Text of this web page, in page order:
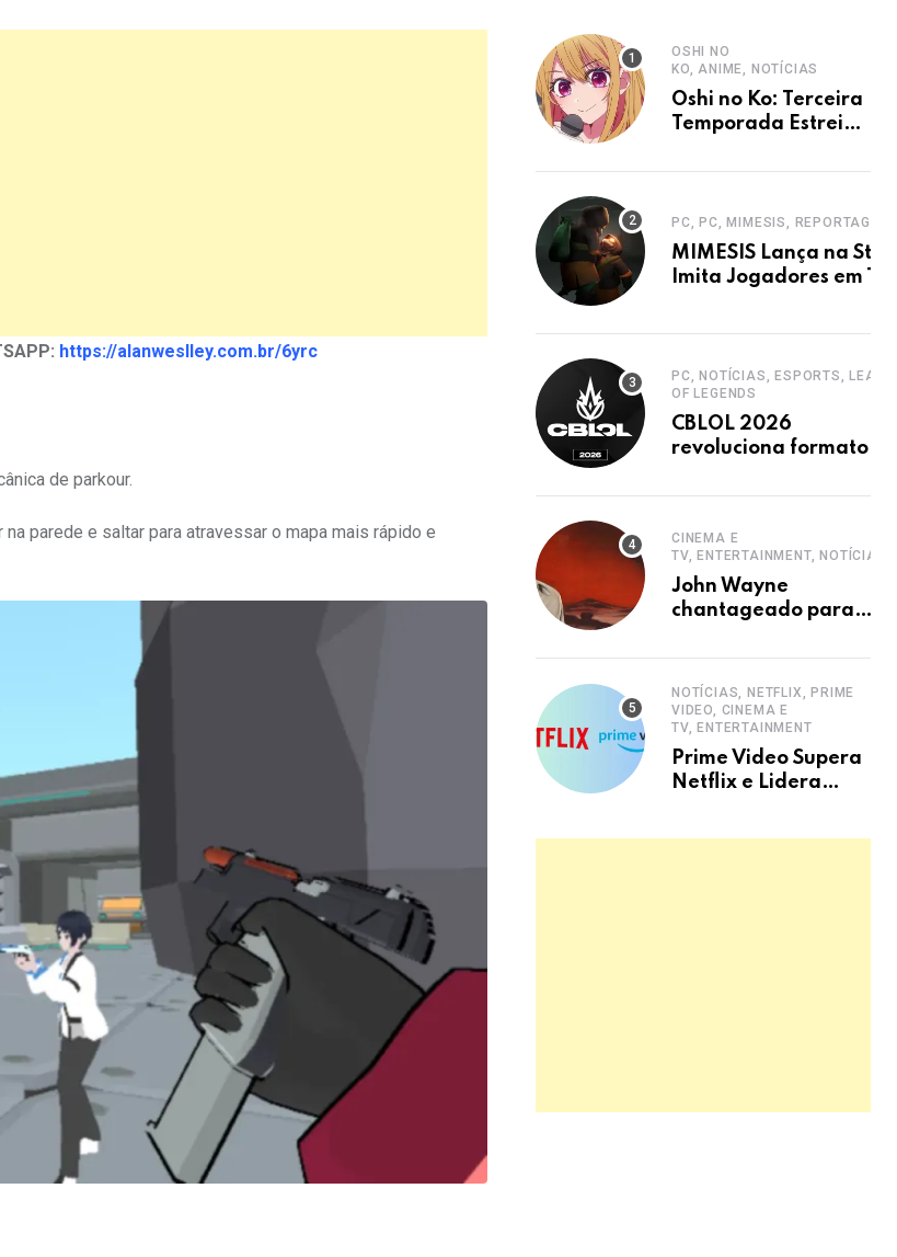
https://alanweslley.com.br/6yrc
de parkour.
parede e saltar para atravessar o mapa mais rápido e
OSHI NO
KO, ANIME, NOTÍCIAS
Oshi no Ko: Terceira
Temporada Estreia
PC, PC, MIMESIS,
MIMESIS Lança na
Imita Jogadores em
PC, NOTÍCIAS, ESPORTS,
OF LEGENDS
CBLOL 2026
revoluciona formato
retorno de tinowns
CINEMA E
TV, ENTERTAINMENT, NOTÍCIAS
John Wayne
chantageado para
clássico de John Ford
NOTÍCIAS, NETFLIX, PRIME
VIDEO, CINEMA E
TV, ENTERTAINMENT
Prime Video Supera
Netflix e Lidera